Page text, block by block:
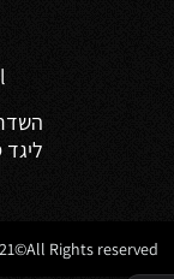
השדרה
ליגד סנטר 1,